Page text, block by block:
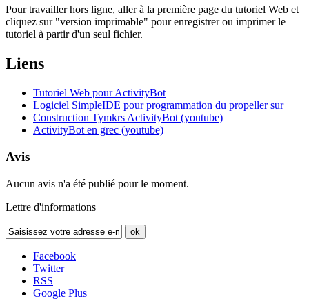
Pour travailler hors ligne, aller à la première page du tutoriel Web et
cliquez sur "version imprimable" pour enregistrer ou imprimer le
tutoriel à partir d'un seul fichier.
Liens
Tutoriel Web pour ActivityBot
Logiciel SimpleIDE pour programmation du propeller sur
Construction Tymkrs ActivityBot (youtube)
ActivityBot en grec (youtube)
Avis
Aucun avis n'a été publié pour le moment.
Lettre d'informations
ok
Facebook
Twitter
RSS
Google Plus